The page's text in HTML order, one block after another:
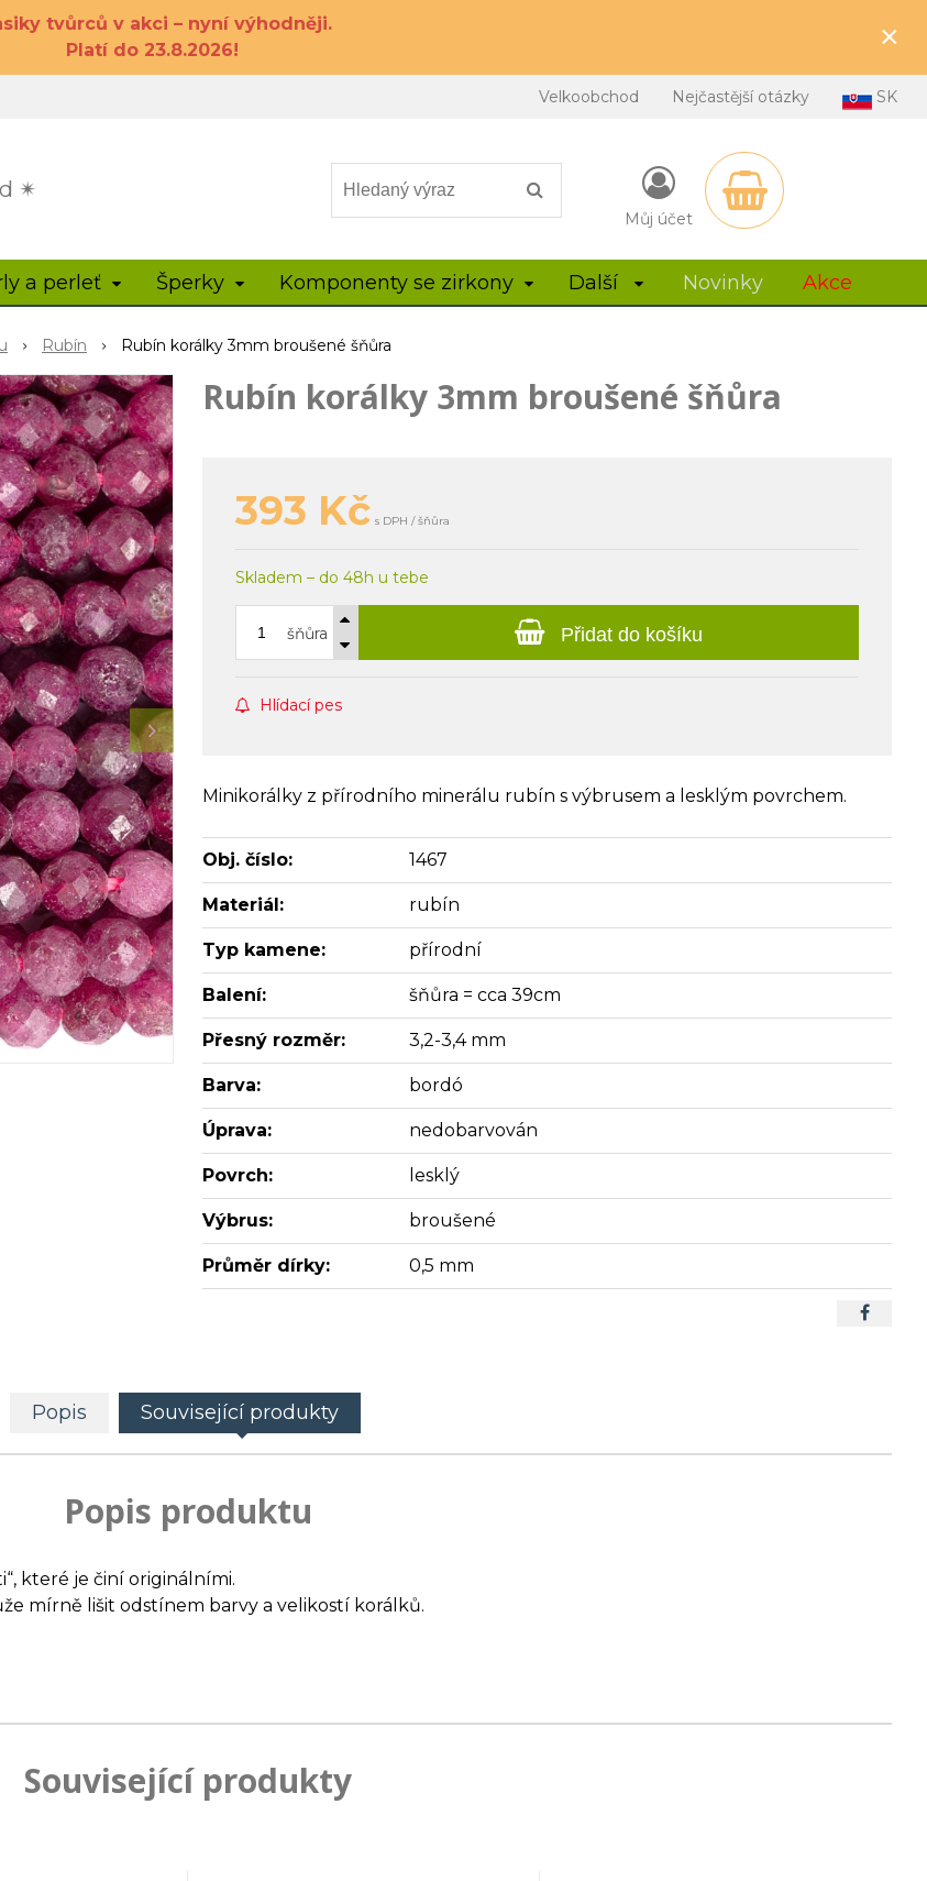
tvůrců v akci – nyní výhodněji.
Platí do 23.8.2026!
×
✴
Velkoobchod Nejčastější otázky SK
Můj účet
a perleť Šperky Komponenty se zirkony Další Novinky Akce
Rubín Rubín korálky 3mm broušené šňůra
Rubín korálky 3mm broušené šňůra
393 Kč s DPH / šňůra
Skladem – do 48h u tebe
šňůra Přidat do košíku
Hlídací pes
Minikorálky z přírodního minerálu rubín s výbrusem a lesklým povrchem.
Obj. číslo: 1467
Materiál: rubín
Typ kamene: přírodní
Balení: šňůra = cca 39cm
Přesný rozměr: 3,2-3,4 mm
Barva: bordó
Úprava: nedobarvován
Povrch: lesklý
Výbrus: broušené
Průměr dírky: 0,5 mm
Popis Související produkty
Popis produktu
které je činí originálními.
mírně lišit odstínem barvy a velikostí korálků.
Související produkty